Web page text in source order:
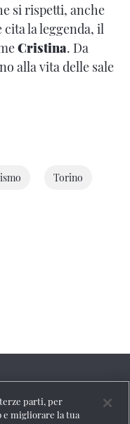
si rispetti, anche
la leggenda, il
Cristina. Da
alla vita delle sale
Torino
parti, per
e migliorare la tua